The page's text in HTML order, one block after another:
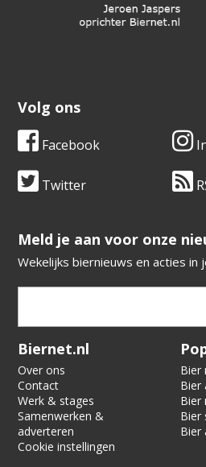
Volg ons
Facebook
Twitter
​​​​​​​Meld je aan voor onze
Wekelijks biernieuws en acties in
Verification code:
Biernet.nl
Over ons
Contact
Werk & stages
Samenwerken &
adverteren
Cookie instellingen
Bier
Bier
Bier
Bier
Bier